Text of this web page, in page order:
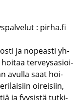
: pirha.fi
ja no­peas­ti yh­
hoi­taa ter­vey­s­asioi­
avul­la saat hoi­
oi­rei­siin,
ja fyy­sis­tä tut­ki­